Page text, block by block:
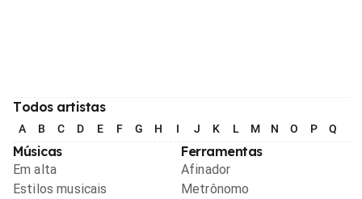
Todos artistas
A B C D E F G H I J K L M N O P Q
Músicas
Em alta
Estilos musicais
Ferramentas
Afinador
Metrônomo